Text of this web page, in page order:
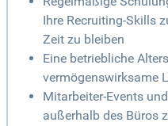
Ihre Recruiting-Skills
Zeit zu bleiben
Eine betriebliche
vermögenswirksame
Mitarbeiter-Events
außerhalb des Büros